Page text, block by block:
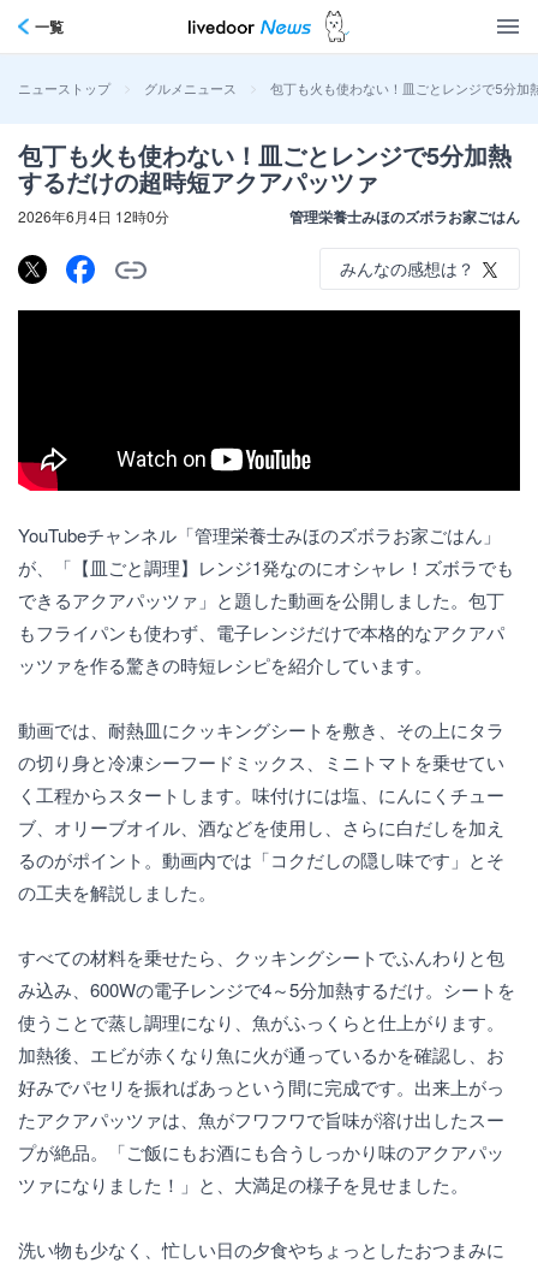
一覧
ニューストップ > グルメニュース > 包丁も火も使わない！皿ごとレンジで5分加
包丁も火も使わない！皿ごとレンジで5分加熱
するだけの超時短アクアパッツァ
2026年6月4日 12時0分 管理栄養士みほのズボラお家ごはん
みんなの感想は？
YouTubeチャンネル「管理栄養士みほのズボラお家ごはん」
が、「【皿ごと調理】レンジ1発なのにオシャレ！ズボラでも
できるアクアパッツァ」と題した動画を公開しました。包丁
もフライパンも使わず、電子レンジだけで本格的なアクアパ
ッツァを作る驚きの時短レシピを紹介しています。
動画では、耐熱皿にクッキングシートを敷き、その上にタラ
の切り身と冷凍シーフードミックス、ミニトマトを乗せてい
く工程からスタートします。味付けには塩、にんにくチュー
ブ、オリーブオイル、酒などを使用し、さらに白だしを加え
るのがポイント。動画内では「コクだしの隠し味です」とそ
の工夫を解説しました。
すべての材料を乗せたら、クッキングシートでふんわりと包
み込み、600Wの電子レンジで4～5分加熱するだけ。シートを
使うことで蒸し調理になり、魚がふっくらと仕上がります。
加熱後、エビが赤くなり魚に火が通っているかを確認し、お
好みでパセリを振ればあっという間に完成です。出来上がっ
たアクアパッツァは、魚がフワフワで旨味が溶け出したスー
プが絶品。「ご飯にもお酒にも合うしっかり味のアクアパッ
ツァになりました！」と、大満足の様子を見せました。
洗い物も少なく、忙しい日の夕食やちょっとしたおつまみに